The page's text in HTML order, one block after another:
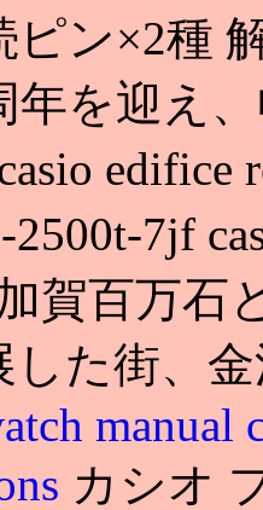
ピン×2種
年を迎え
7jf
加賀百万
した街、
manual
カシオ